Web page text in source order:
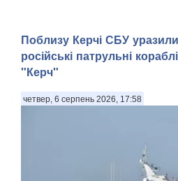
Поблизу Керчі СБУ
російські патрульні
"Керч"
четвер, 6 серпень 2026, 17:58